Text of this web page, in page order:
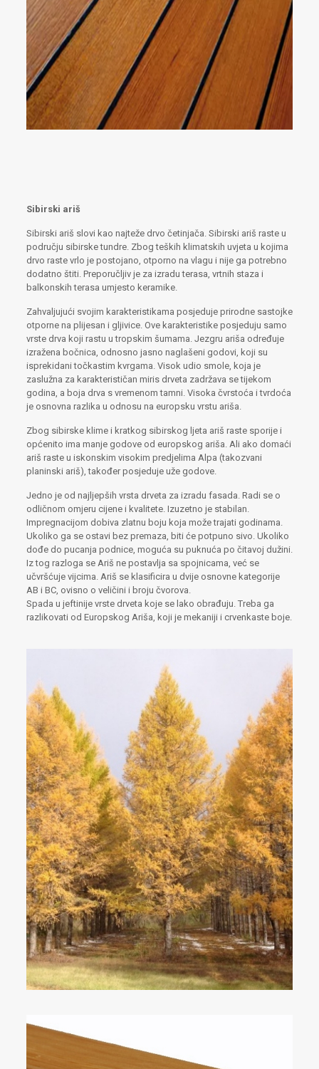
Sibirski ariš
Sibirski ariš slovi kao najteže drvo četinjača. Sibirski ariš raste u
području sibirske tundre. Zbog teških klimatskih uvjeta u kojima
drvo raste vrlo je postojano, otporno na vlagu i nije ga potrebno
dodatno štiti. Preporučljiv je za izradu terasa, vrtnih staza i
balkonskih terasa umjesto keramike.
Zahvaljujući svojim karakteristikama posjeduje prirodne sastojke
otporne na plijesan i gljivice. Ove karakteristike posjeduju samo
vrste drva koji rastu u tropskim šumama. Jezgru ariša određuje
izražena bočnica, odnosno jasno naglašeni godovi, koji su
isprekidani točkastim kvrgama. Visok udio smole, koja je
zaslužna za karakterističan miris drveta zadržava se tijekom
godina, a boja drva s vremenom tamni. Visoka čvrstoća i tvrdoća
je osnovna razlika u odnosu na europsku vrstu ariša.
Zbog sibirske klime i kratkog sibirskog ljeta ariš raste sporije i
općenito ima manje godove od europskog ariša. Ali ako domaći
ariš raste u iskonskim visokim predjelima Alpa (takozvani
planinski ariš), također posjeduje uže godove.
Jedno je od najljepših vrsta drveta za izradu fasada. Radi se o
odličnom omjeru cijene i kvalitete. Izuzetno je stabilan.
Impregnacijom dobiva zlatnu boju koja može trajati godinama.
Ukoliko ga se ostavi bez premaza, biti će potpuno sivo. Ukoliko
dođe do pucanja podnice, moguća su puknuća po čitavoj dužini.
Iz tog razloga se Ariš ne postavlja sa spojnicama, već se
učvršćuje vijcima. Ariš se klasificira u dvije osnovne kategorije
AB i BC, ovisno o veličini i broju čvorova.
Spada u jeftinije vrste drveta koje se lako obrađuju. Treba ga
razlikovati od Europskog Ariša, koji je mekaniji i crvenkaste boje.